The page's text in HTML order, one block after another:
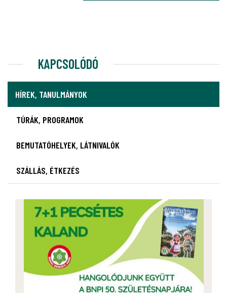
KAPCSOLÓDÓ
HÍREK, TANULMÁNYOK
TÚRÁK, PROGRAMOK
BEMUTATÓHELYEK, LÁTNIVALÓK
SZÁLLÁS, ÉTKEZÉS